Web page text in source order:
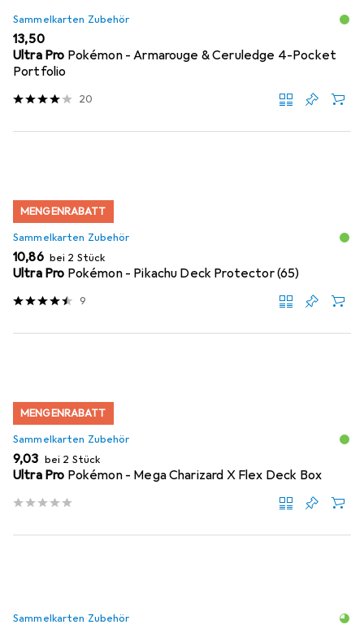
Sammelkarten Zubehör
EUR
13,50
Ultra Pro Pokémon - Armarouge & Ceruledge 4-Pocket
Portfolio
20
MENGENRABATT
Sammelkarten Zubehör
EUR
10,86 bei 2 Stück
Ultra Pro Pokémon - Pikachu Deck Protector (65)
9
MENGENRABATT
Sammelkarten Zubehör
EUR
9,03 bei 2 Stück
Ultra Pro Pokémon - Mega Charizard X Flex Deck Box
Sammelkarten Zubehör